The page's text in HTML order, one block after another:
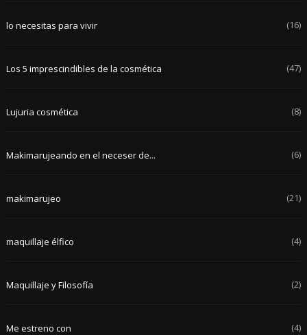
lo necesitas para vivir (16)
Los 5 imprescindibles de la cosmética (47)
Lujuria cosmética (8)
Makimarujeando en el neceser de... (6)
makimarujeo (21)
maquillaje élfico (4)
Maquillaje y Filosofía (2)
Me estreno con (4)